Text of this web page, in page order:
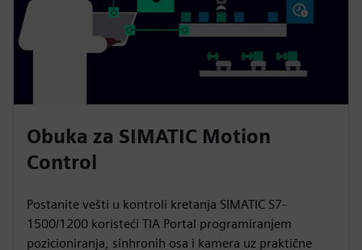
Obuka za SIMATIC Motion
Control
Postanite vešti u kontroli kretanja SIMATIC S7-
1500/1200 koristeći TIA Portal programiranjem
pozicioniranja, sinhronih osa i kamera uz praktične